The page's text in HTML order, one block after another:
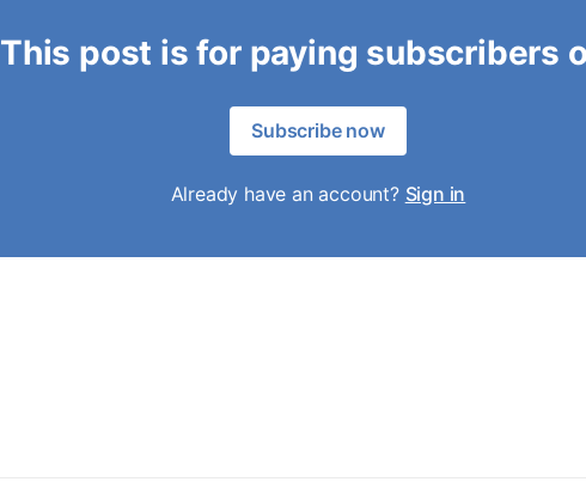
This post is for paying subscribers
Subscribe now
Already have an account? Sign in